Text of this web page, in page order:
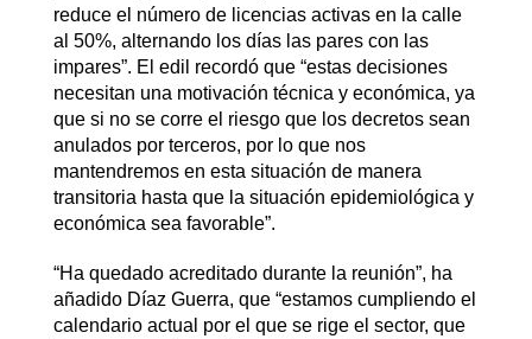
reduce el número de licencias activas en la calle
al 50%, alternando los días las pares con las
impares”. El edil recordó que “estas decisiones
necesitan una motivación técnica y económica, ya
que si no se corre el riesgo que los decretos sean
anulados por terceros, por lo que nos
mantendremos en esta situación de manera
transitoria hasta que la situación epidemiológica y
económica sea favorable”.
“Ha quedado acreditado durante la reunión”, ha
añadido Díaz Guerra, que “estamos cumpliendo el
calendario actual por el que se rige el sector, que